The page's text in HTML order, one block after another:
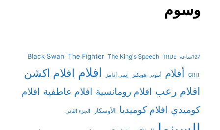
وسوم
127ساعة Black Swan The Fighter The King's Speech TRUE
GRIT أفلام أنتوني هوبكنز إيمي آدامز افلام افلام اكشن
افلام رعب افلام رومانسية افلام عاطفية افلام
كوميدي افلام كوميديا الأوسكار الجزء الثاني